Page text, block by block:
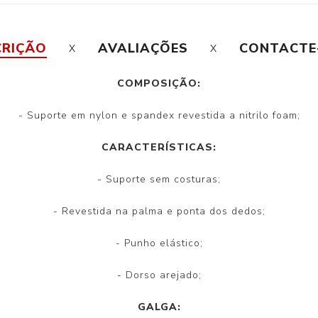
AVALIAÇÕES
COMPOSIÇÃO:
- Suporte em nylon e spandex revestida a nitrilo foam;
CARACTERÍSTICAS:
- Suporte sem costuras;
- Revestida na palma e ponta dos dedos;
- Punho elástico;
- Dorso arejado;
GALGA: